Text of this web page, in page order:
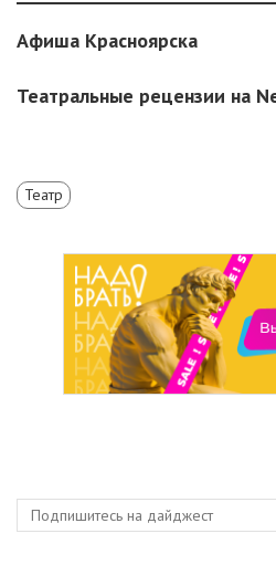
Афиша Красноярска
Театральные рецензии на
Театр